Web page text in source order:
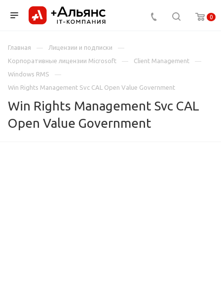
0
Главная
Лицензии и подписки
Корпоративные лицензии Microsoft
Client Management
Windows RMS
Win Rights Management Svc CAL Open Value Government
Win Rights Management Svc CAL
Open Value Government